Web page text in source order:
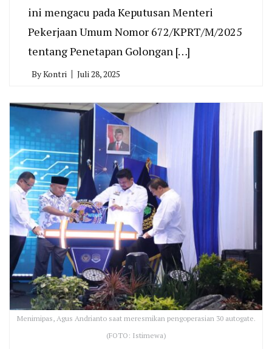
ini mengacu pada Keputusan Menteri
Pekerjaan Umum Nomor 672/KPRT/M/2025
tentang Penetapan Golongan […]
ByKontri Juli 28, 2025
Menimipas, Agus Andrianto saat meresmikan pengoperasian 30 autogate.
(FOTO: Istimewa)